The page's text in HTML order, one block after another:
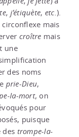
, j’étiquète, etc.).
mais
croître mais
une
des noms
prie-Dieu,
-la-mort, on
pour
puisque
des trompe-la-